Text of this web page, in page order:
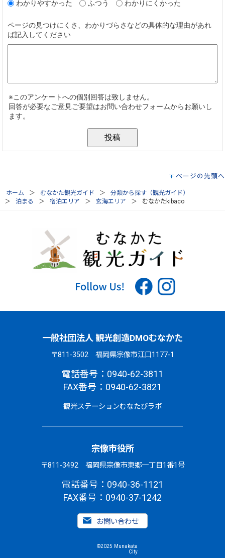
ページの先頭へ
ホーム むなかた観光ガイド
分類から探す（観光ガイド）
泊まる
宿泊エリア 玄海エリア むなかたkibaco
一般社団法人 観光創造DMOむなかた
〒811-3502 福岡県宗像市江口1177-1
電話番号：0940-62-3811
FAX番号：0940-62-3821
観光ステーションむなたびラボ
宗像市役所
〒811-3492 福岡県宗像市東郷一丁目1番1号
電話番号：0940-36-1121
FAX番号：0940-37-1242
お問い合わせ
©2025 Munakata
City